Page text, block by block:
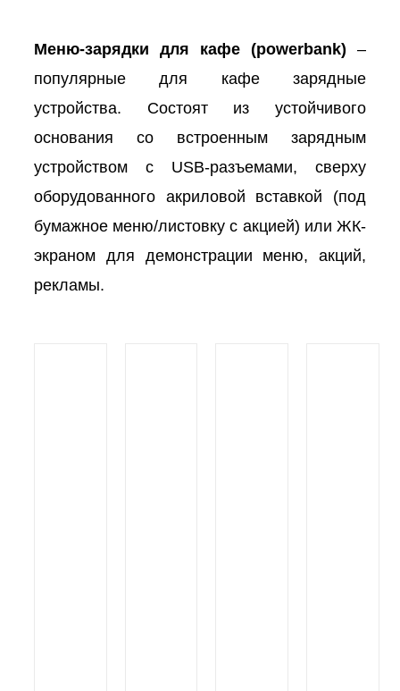
Меню-зарядки для кафе (powerbank) –
популярные для кафе зарядные
устройства. Состоят из устойчивого
основания со встроенным зарядным
устройством с USB-разъемами, сверху
оборудованного акриловой вставкой (под
бумажное меню/листовку с акцией) или ЖК-
экраном для демонстрации меню, акций,
рекламы.